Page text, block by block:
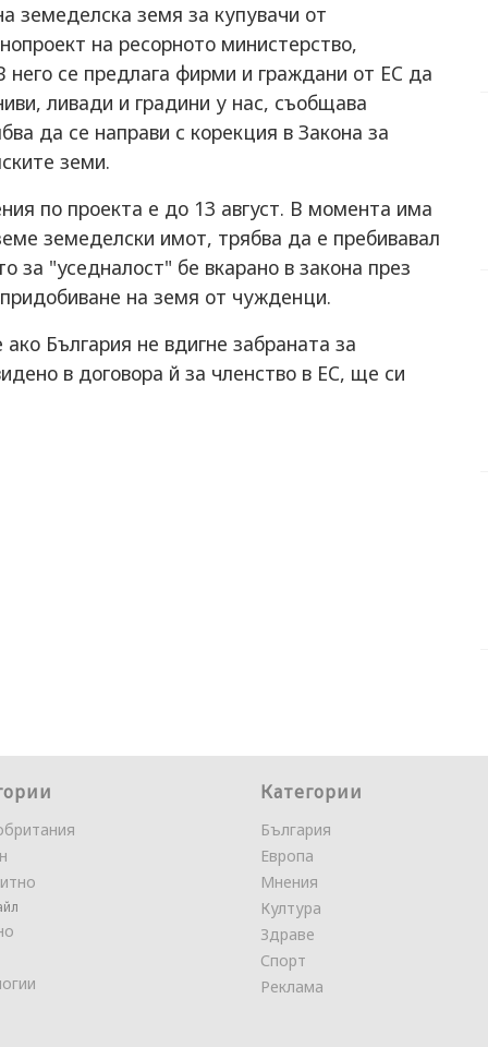
земеделска земя за купувачи от
на ресорното министерство,
се предлага фирми и граждани от ЕС да
ливади и градини у нас, съобщава
да се направи с корекция в Закона за
земи.
по проекта е до 13 август. В момента има
земеделски имот, трябва да е пребивавал
за "уседналост" бе вкарано в закона през
на земя от чужденци.
България не вдигне забраната за
в договора й за членство в ЕС, ще си
Категории
България
Европа
Мнения
Култура
Здраве
Спорт
Реклама